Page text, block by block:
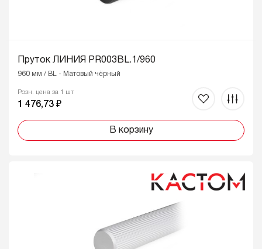
Пруток ЛИНИЯ PR003BL.1/960
960 мм / BL - Матовый чёрный
Розн. цена за 1 шт
1 476,73 ₽
В корзину